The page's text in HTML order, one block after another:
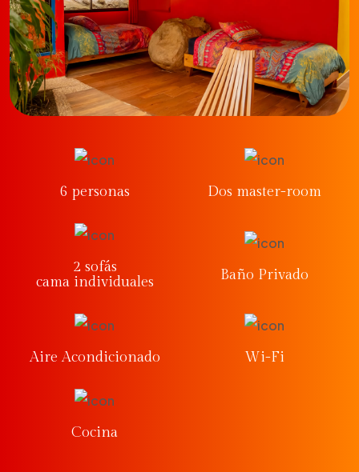
6 personas Dos master-room
2 sofás
cama individuales
Baño Privado
Aire Acondicionado Wi-Fi
Cocina